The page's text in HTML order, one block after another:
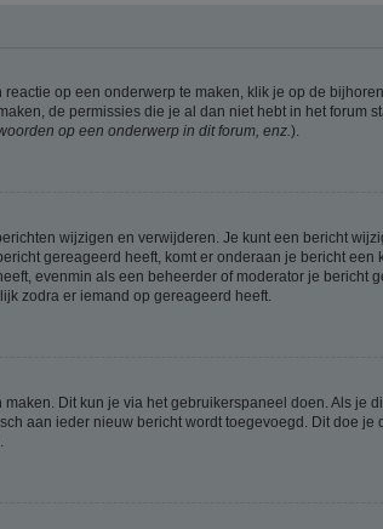
op een onderwerp te maken, klik je op de
de permissies die je al dan niet hebt in het
op een onderwerp in dit forum, enz.).
wijzigen en verwijderen. Je kunt een bericht
gereageerd heeft, komt er onderaan je bericht
evenmin als een beheerder of moderator je
zodra er iemand op gereageerd heeft.
Dit kun je via het gebruikerspaneel doen. Als je
aan ieder nieuw bericht wordt toegevoegd. Dit doe